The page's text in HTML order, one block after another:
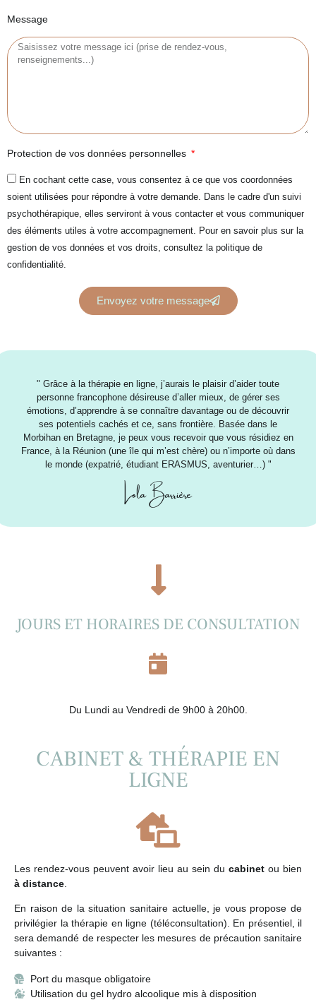
Message
Protection de vos données personnelles
En cochant cette case, vous consentez à ce que vos coordonnées
soient utilisées pour répondre à votre demande. Dans le cadre d'un suivi
psychothérapique, elles serviront à vous contacter et vous communiquer
des éléments utiles à votre accompagnement. Pour en savoir plus sur la
gestion de vos données et vos droits, consultez la politique de
confidentialité.
Envoyez votre message
" Grâce à la thérapie en ligne, j’aurais le plaisir d’aider toute
personne francophone désireuse d’aller mieux, de gérer ses
émotions, d’apprendre à se connaître davantage ou de découvrir
ses potentiels cachés et ce, sans frontière. Basée dans le
Morbihan en Bretagne, je peux vous recevoir que vous résidiez en
France, à la Réunion (une île qui m’est chère) ou n’importe où dans
le monde (expatrié, étudiant ERASMUS, aventurier…) "
Lola Barrière
JOURS ET HORAIRES DE CONSULTATION
Du Lundi au Vendredi de 9h00 à 20h00.
CABINET & THÉRAPIE EN
LIGNE
Les rendez-vous peuvent avoir lieu au sein du cabinet ou bien
à distance
En raison de la situation sanitaire actuelle, je vous propose de
privilégier la thérapie en ligne (téléconsultation). En présentiel, il
sera demandé de respecter les mesures de précaution sanitaire
suivantes :
Port du masque obligatoire
Utilisation du gel hydro alcoolique mis à disposition